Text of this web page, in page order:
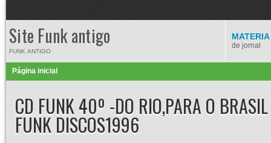
Site Funk antigo
FUNK ANTIGO
MATERIA
de jornal
Página inicial
CD FUNK 40º -DO RIO,PARA O
FUNK DISCOS1996